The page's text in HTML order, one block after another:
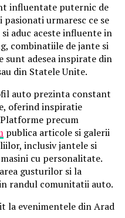
influentate puternic de
urmaresc ce se
aduc aceste influente in
combinatiile de jante si
sunt adesea inspirate din
din Statele Unite.
auto prezinta constant
oferind inspiratie
precum
publica articole si galerii
inclusiv jantele si
cu personalitate.
gusturilor si la
randul comunitatii auto.
la evenimentele din Arad